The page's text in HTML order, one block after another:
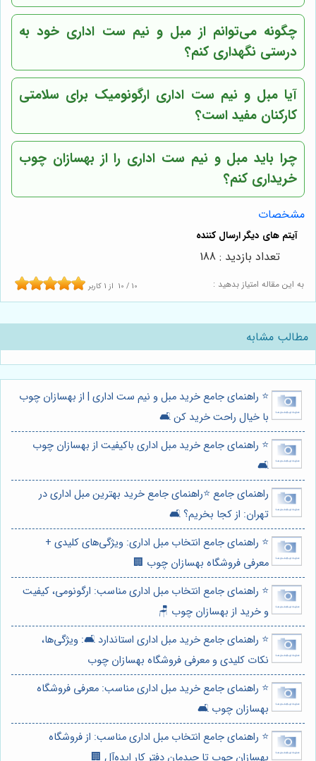
چگونه می‌توانم از مبل و نیم ست اداری خود به
درستی نگهداری کنم؟
آیا مبل و نیم ست اداری ارگونومیک برای سلامتی
کارکنان مفید است؟
چرا باید مبل و نیم ست اداری را از بهسازان چوب
خریداری کنم؟
مشخصات
به این مقاله امتیاز بدهید : 10 / 10 از 1 کاربر
تعداد بازدید : 188
مطالب مشابه
⭐️ راهنمای جامع خرید مبل و نیم ست اداری | از بهسازان چوب
با خیال راحت خرید کن 🛋️
⭐️ راهنمای جامع خرید مبل اداری باکیفیت از بهسازان چوب
🛋️
راهنمای جامع ⭐️راهنمای جامع خرید بهترین مبل اداری در
تهران: از کجا بخریم؟ 🛋️
⭐️ راهنمای جامع انتخاب مبل اداری: ویژگی‌های کلیدی +
معرفی فروشگاه بهسازان چوب 🏢
⭐️ راهنمای جامع انتخاب مبل اداری مناسب: ارگونومی، کیفیت
و خرید از بهسازان چوب 🪑
⭐️ راهنمای جامع خرید مبل اداری استاندارد 🛋️: ویژگی‌ها،
نکات کلیدی و معرفی فروشگاه بهسازان چوب
⭐️ راهنمای جامع خرید مبل اداری مناسب: معرفی فروشگاه
بهسازان چوب 🛋️
⭐️ راهنمای جامع انتخاب مبل اداری مناسب: از فروشگاه
بهسازان چوب تا چیدمان دفتر کار ایده‌آل 🏢